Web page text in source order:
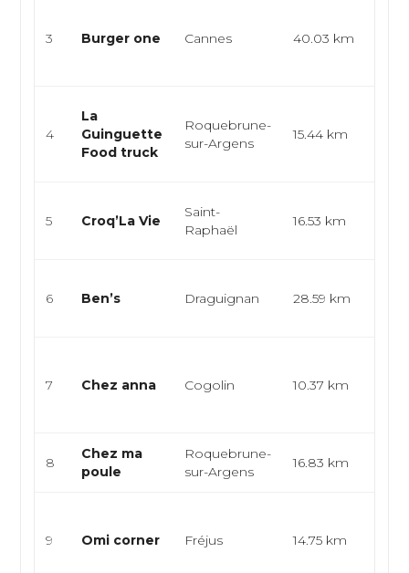
3 Burger one Cannes 40.03 km
4
La
Guinguette
Food truck
Roquebrune-
sur-Argens
15.44 km
5 Croq’La Vie
Saint-
Raphaël
16.53 km
6 Ben’s Draguignan 28.59 km
7 Chez anna Cogolin 10.37 km
8
Chez ma
poule
Roquebrune-
sur-Argens
16.83 km
9 Omi corner Fréjus 14.75 km